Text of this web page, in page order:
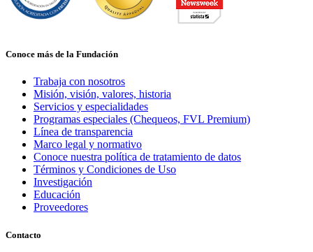
Conoce más de la Fundación
Trabaja con nosotros
Misión, visión, valores, historia
Servicios y especialidades
Programas especiales (Chequeos, FVL Premium)
Línea de transparencia
Marco legal y normativo
Conoce nuestra política de tratamiento de datos
Términos y Condiciones de Uso
Investigación
Educación
Proveedores
Contacto